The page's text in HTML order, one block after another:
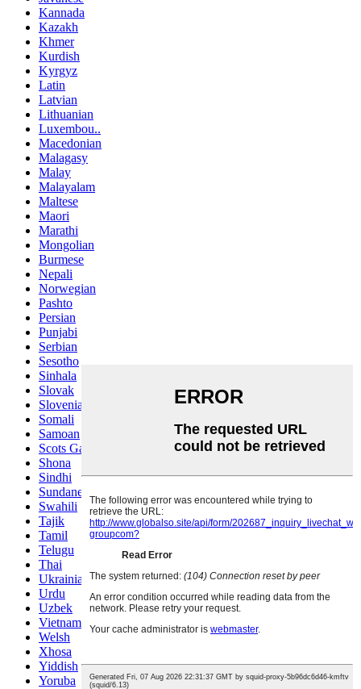
Kannada
Kazakh
Khmer
Kurdish
Kyrgyz
Latin
Latvian
Lithuanian
Luxembou..
Macedonian
Malagasy
Malay
Malayalam
Maltese
Maori
Marathi
Mongolian
Burmese
Nepali
Norwegian
Pashto
Persian
Punjabi
Serbian
Sesotho
Sinhala
Slovak
Slovenian
Somali
Samoan
Scots Gaelic
Shona
Sindhi
Sundanese
Swahili
Tajik
Tamil
Telugu
Thai
Ukrainian
Urdu
Uzbek
Vietnamese
Welsh
Xhosa
Yiddish
Yoruba